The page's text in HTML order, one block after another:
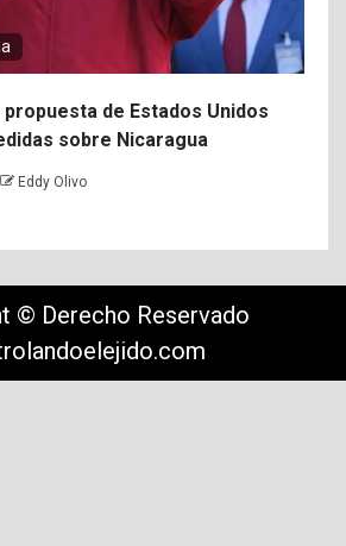
propuesta de Estados Unidos
sobre Nicaragua
Eddy Olivo
© Derecho Reservado